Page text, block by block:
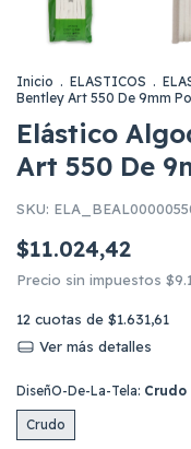
Inicio . ELASTICOS .
Bentley Art 550 De 9mm
Elástico
Art 550 De
SKU:
$11.024,42
Precio sin impuestos
12 cuotas de $1.631,61
Ver más detalles
DiseñO-De-La-Tela: Crudo
Crudo